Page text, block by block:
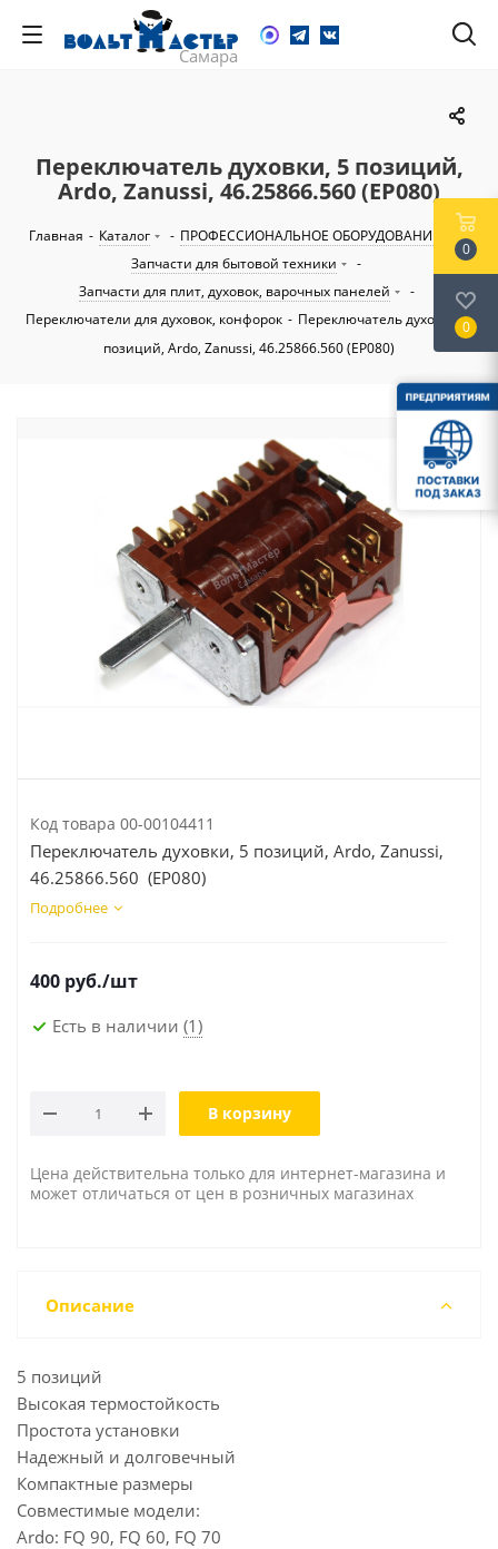
Переключатель духовки, 5 позиций,
Ardo, Zanussi, 46.25866.560 (EP080)
Главная - Каталог - ПРОФЕССИОНАЛЬНОЕ ОБОРУДОВАНИЕ
-
Запчасти для бытовой техники
-
Запчасти для плит, духовок, варочных панелей
-
Переключатели для духовок, конфорок - Переключатель духовки, 5
позиций, Ardo, Zanussi, 46.25866.560 (EP080)
Код товара 00-00104411
Переключатель духовки, 5 позиций, Ardo, Zanussi,
46.25866.560 (EP080)
Подробнее
400 руб./шт
Есть в наличии (1)
В корзину
Цена действительна только для интернет-магазина и
может отличаться от цен в розничных магазинах
Описание
5 позиций
Высокая термостойкость
Простота установки
Надежный и долговечный
Компактные размеры
Совместимые модели:
Ardo: FQ 90, FQ 60, FQ 70
0
0